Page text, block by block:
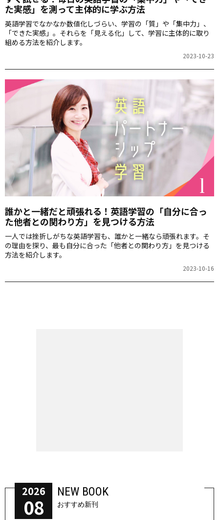
た実感」を測って主体的に学ぶ方法
英語学習でなかなか数値化しづらい、学習の「質」や「集中力」、
「できた実感」。それらを「見える化」して、学習に主体的に取り
組める方法を紹介します。
2023-10-23
誰かと一緒だと頑張れる！英語学習の「自分に合っ
た他者との関わり方」を見つける方法
一人では挫折しがちな英語学習も、誰かと一緒なら頑張れます。そ
の理由を探り、最も自分に合った「他者との関わり方」を見つける
方法を紹介します。
2023-10-16
2026
08
NEW BOOK
おすすめ新刊